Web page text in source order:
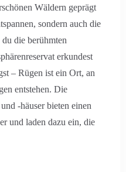
Wäldern geprägt
sondern auch die
die berühmten
erkundest
– Rügen ist ein Ort, an
entstehen. Die
-häuser bieten einen
und laden dazu ein, die